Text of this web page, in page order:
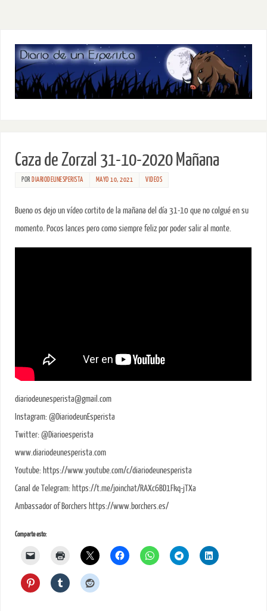
Caza de Zorzal 31-10-2020 Mañana
POR DIARIODEUNESPERISTA MAYO 10, 2021 VIDEOS
Bueno os dejo un vídeo cortito de la mañana del día 31-10 que no colgué en su
momento. Pocos lances pero como siempre feliz por poder salir al monte.
diariodeunesperista@gmail.com
Instagram: @DiariodeunEsperista
Twitter: @Diarioesperista
www.diariodeunesperista.com
Youtube: https://www.youtube.com/c/diariodeunesperista
Canal de Telegram: https://t.me/joinchat/RAXc6BD1Fkq-jTXa
Ambassador of Borchers https://www.borchers.es/
Comparte esto: